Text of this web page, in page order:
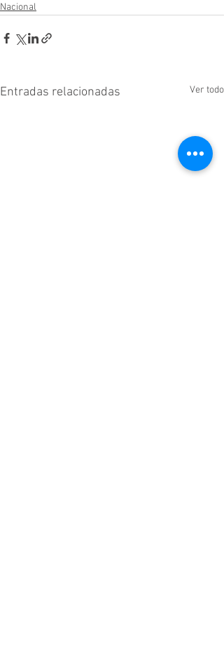
Nacional
Entradas relacionadas Ver todo